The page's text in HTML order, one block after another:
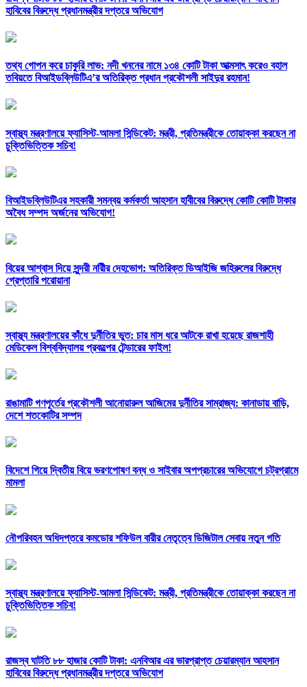
হাবিবের বিরুদ্ধে প্রধানমন্ত্রীর দপ্তরে অভিযোগ
তথ্য গোপন করে চাকুরি লাভ: নদী খননের নামে ১৩৪ কোটি টাকা আত্মসাৎ করেও বহাল
তবিয়তে বিআইডব্লিউটিএ’র অতিরিক্ত প্রধান প্রকৌশলী সাইদুর রহমান!
স্বাস্থ্য মন্ত্রণালয়ে ফ্যাসিস্ট-আমলা সিন্ডিকেট: মন্ত্রী, প্রতিমন্ত্রীকে তোয়াক্কা করছেন না
চুক্তিভিত্তিক সচিব!
বিআইডব্লিউটিএর সহকারী সমন্বয় কর্মকর্তা আহসান হাবীবের বিরুদ্ধে কোটি কোটি টাকার
অবৈধ সম্পদ অর্জনের অভিযোগ!
বিয়ের আশ্বাস দিয়ে সুন্দরী নরিীর দেহভোগ: অতিরিক্ত ডিআইজি জহিরুলের বিরুদ্ধে
গ্রেপ্তারি পরোয়ানা
স্বাস্থ্য মন্ত্রণালয়ের কাঁধে দুর্নীতির ভুত: চার মাস ধরে আটকে রাখা হয়েছে রাজশাহী
মেডিকেল বিশ্ববিদ্যালয় প্রকল্পের টেন্ডারের ফাইল!
রাঙামাটি গণপূর্তের প্রকৌশলী আনোয়ারুল আজিমের দুর্নীতির সাম্রাজ্য: কানাডায় বাড়ি,
দেশে শতকোটির সম্পদ
বিদেশে গিয়ে দ্বিতীয় বিয়ে ভরণপোষণ বন্ধ ও সাইবার অপপ্রচারের অভিযোগে চট্রগ্রামে
মামলা
নৌপরিবহন অধিদপ্তরে কমডোর শফিউল বারীর নেতৃত্বে ডিজিটাল সেবায় নতুন গতি
স্বাস্থ্য মন্ত্রণালয়ে ফ্যাসিস্ট-আমলা সিন্ডিকেট: মন্ত্রী, প্রতিমন্ত্রীকে তোয়াক্কা করছেন না
চুক্তিভিত্তিক সচিব!
রাজস্ব ঘাটতি ৮৮ হাজার কোটি টাকা: এনবিআর এর ভারপ্রাপ্ত চেয়ারম্যান আহসান
হাবিবের বিরুদ্ধে প্রধানমন্ত্রীর দপ্তরে অভিযোগ